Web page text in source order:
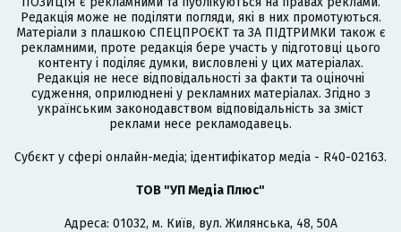
Редакція може не поділяти погляди, які в них промотуються.
Матеріали з плашкою СПЕЦПРОЄКТ та ЗА ПІДТРИМКИ також є
рекламними, проте редакція бере участь у підготовці цього
контенту і поділяє думки, висловлені у цих матеріалах.
Редакція не несе відповідальності за факти та оціночні
судження, оприлюднені у рекламних матеріалах. Згідно з
українським законодавством відповідальність за зміст
реклами несе рекламодавець.
Cубєкт у сфері онлайн-медіа; ідентифікатор медіа - R40-02163.
ТОВ "УП Медіа Плюс"
Адреса: 01032, м. Київ, вул. Жилянська, 48, 50А